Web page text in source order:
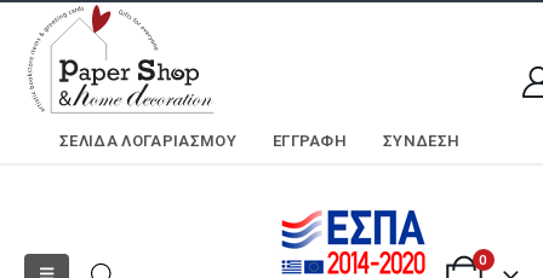
ΣΕΛΊΔΑ ΛΟΓΑΡΙΑΣΜΟΎ ΕΓΓΡΑΦΗ ΣΎΝΔΕΣΗ
0